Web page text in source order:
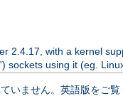
2.4.17, with a kernel
sockets using it (eg.
いません。英語版をご覧